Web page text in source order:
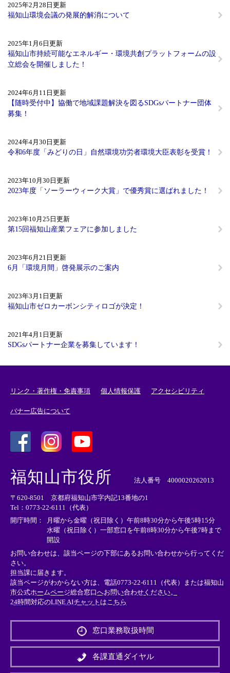
2025年2月28日更新
福知山環境会議の発展的解消について
2025年1月6日更新
福知山市持続可能なエネルギー・環境共創プラットフォームの設
立総会を開催しました！
2024年6月11日更新
【随時受付中】協働で地域課題解決を図るSDGsパートナー団体
募集！
2024年4月30日更新
令和6年度「みどりの日」自然環境功労者環境大臣表彰を受賞！
2023年10月30日更新
2023年度「ソーラーウィーク大賞」で優秀賞に選ばれました！
2023年10月25日更新
第15回福知山産業フェアに参加しました
2023年6月21日更新
6月「環境月間」啓発展示のご案内
2023年3月1日更新
福知山市ゼロカーボンシティロゴが決定！
2021年4月1日更新
SDGsパートナー企業を募集しています！
リンク・著作権・免責事項 個人情報保護 アクセシビリティ
バナー広告について
外
部
リ
ン
ク
＞
外
リ
ン
ク
＞
外
部
ン
ク
＞
福知山市役所 法人番号 4000020262013
〒620-8501 京都府福知山市字内記13番地の1
Tel：0773-22-6111（代表）
開庁時間：
月曜から金曜（祝日除く）午前8時30分から午後5時15分
水曜（祝日除く）一部窓口を午前8時30分から午後7時まで
開設
お問い合わせは、該当ページの下部にあるお問い合わせから行ってくだ
さい。
担当課に届きます。
該当ページがわからない方は、電話0773-22-6111（代表）または福知山
市公式ホームページ総合窓口へお問い合わせください。
24時間対応のLINE AIチャットはこちら
外
リ
ン
＞
窓口業務取扱時間
各課直通ダイヤル